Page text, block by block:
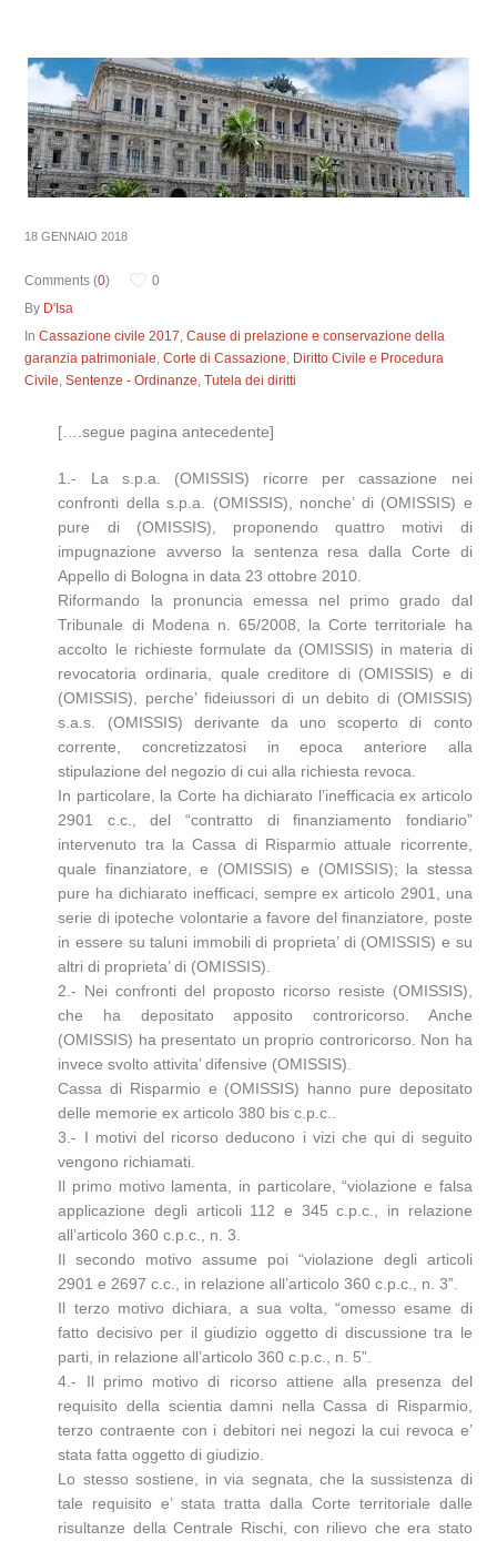
18 GENNAIO 2018
Comments (0)
0
By D'Isa
InCassazione civile 2017,Cause di prelazione e conservazione della
garanzia patrimoniale,Corte di Cassazione, Diritto Civile e Procedura
Civile,Sentenze - Ordinanze,Tutela dei diritti
[….segue pagina antecedente]
1.- La s.p.a. (OMISSIS) ricorre per cassazione nei
confronti della s.p.a. (OMISSIS), nonche’ di (OMISSIS) e
pure di (OMISSIS), proponendo quattro motivi di
impugnazione avverso la sentenza resa dalla Corte di
Appello di Bologna in data 23 ottobre 2010.
Riformando la pronuncia emessa nel primo grado dal
Tribunale di Modena n. 65/2008, la Corte territoriale ha
accolto le richieste formulate da (OMISSIS) in materia di
revocatoria ordinaria, quale creditore di (OMISSIS) e di
(OMISSIS), perche’ fideiussori di un debito di (OMISSIS)
s.a.s. (OMISSIS) derivante da uno scoperto di conto
corrente, concretizzatosi in epoca anteriore alla
stipulazione del negozio di cui alla richiesta revoca.
In particolare, la Corte ha dichiarato l’inefficacia ex articolo
2901 c.c., del “contratto di finanziamento fondiario”
intervenuto tra la Cassa di Risparmio attuale ricorrente,
quale finanziatore, e (OMISSIS) e (OMISSIS); la stessa
pure ha dichiarato inefficaci, sempre ex articolo 2901, una
serie di ipoteche volontarie a favore del finanziatore, poste
in essere su taluni immobili di proprieta’ di (OMISSIS) e su
altri di proprieta’ di (OMISSIS).
2.- Nei confronti del proposto ricorso resiste (OMISSIS),
che ha depositato apposito controricorso. Anche
(OMISSIS) ha presentato un proprio controricorso. Non ha
invece svolto attivita’ difensive (OMISSIS).
Cassa di Risparmio e (OMISSIS) hanno pure depositato
delle memorie ex articolo 380 bis c.p.c..
3.- I motivi del ricorso deducono i vizi che qui di seguito
vengono richiamati.
Il primo motivo lamenta, in particolare, “violazione e falsa
applicazione degli articoli 112 e 345 c.p.c., in relazione
all’articolo 360 c.p.c., n. 3.
Il secondo motivo assume poi “violazione degli articoli
2901 e 2697 c.c., in relazione all’articolo 360 c.p.c., n. 3”.
Il terzo motivo dichiara, a sua volta, “omesso esame di
fatto decisivo per il giudizio oggetto di discussione tra le
parti, in relazione all’articolo 360 c.p.c., n. 5”.
4.- Il primo motivo di ricorso attiene alla presenza del
requisito della scientia damni nella Cassa di Risparmio,
terzo contraente con i debitori nei negozi la cui revoca e’
stata fatta oggetto di giudizio.
Lo stesso sostiene, in via segnata, che la sussistenza di
tale requisito e’ stata tratta dalla Corte territoriale dalle
risultanze della Centrale Rischi, con rilievo che era stato